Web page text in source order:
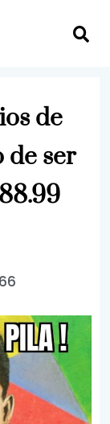
de
de ser